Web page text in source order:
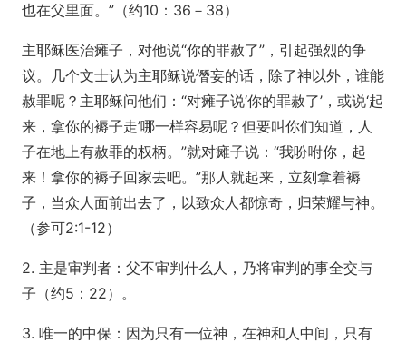
也在父里面。”（约10：36－38）
主耶稣医治瘫子，对他说“你的罪赦了”，引起强烈的争
议。几个文士认为主耶稣说僭妄的话，除了神以外，谁能
赦罪呢？主耶稣问他们：“对瘫子说‘你的罪赦了’，或说‘起
来，拿你的褥子走’哪一样容易呢？但要叫你们知道，人
子在地上有赦罪的权柄。”就对瘫子说：“我吩咐你，起
来！拿你的褥子回家去吧。”那人就起来，立刻拿着褥
子，当众人面前出去了，以致众人都惊奇，归荣耀与神。
（参可2:1-12）
2. 主是审判者：父不审判什么人，乃将审判的事全交与
子（约5：22）。
3. 唯一的中保：因为只有一位神，在神和人中间，只有